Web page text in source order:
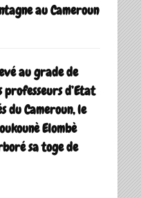
au Cameroun
au grade de
professeurs d’Etat
du Cameroun, le
Elombè
sa toge de